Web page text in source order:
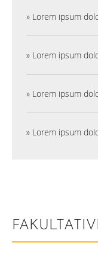
» Lorem ipsum
» Lorem ipsum
» Lorem ipsum
» Lorem ipsum